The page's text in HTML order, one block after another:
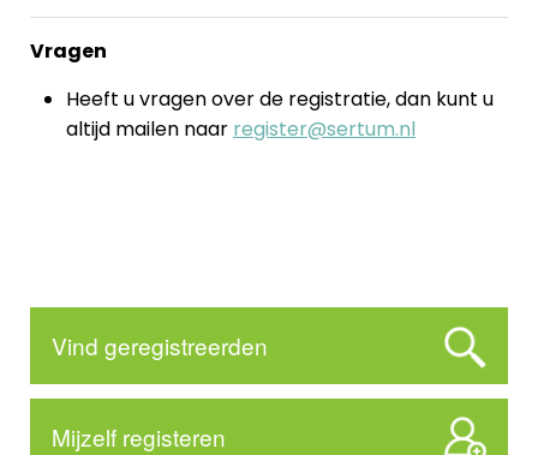
Vragen
Heeft u vragen over de registratie, dan kunt u
altijd mailen naar register@sertum.nl
Vind geregistreerden
Mijzelf registeren